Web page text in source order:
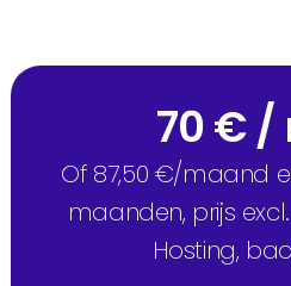
70 € /
Of 87,50 €/maand
maanden, prijs
Hosting,